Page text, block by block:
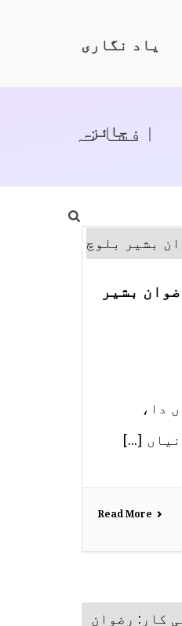
یاد نگاری
جائزہ
افسانہ
بشیر
دا،
[...]
Read More